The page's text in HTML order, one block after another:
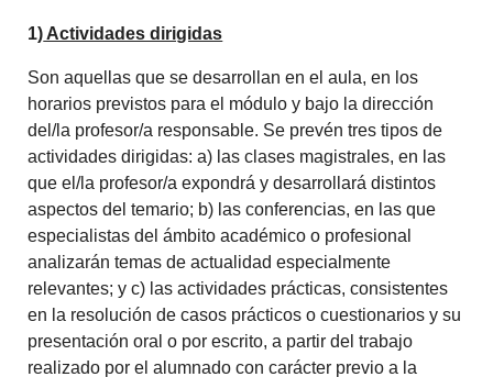
1) Actividades dirigidas
Son aquellas que se desarrollan en el aula, en los
horarios previstos para el módulo y bajo la dirección
del/la profesor/a responsable. Se prevén tres tipos de
actividades dirigidas: a) las clases magistrales, en las
que el/la profesor/a expondrá y desarrollará distintos
aspectos del temario; b) las conferencias, en las que
especialistas del ámbito académico o profesional
analizarán temas de actualidad especialmente
relevantes; y c) las actividades prácticas, consistentes
en la resolución de casos prácticos o cuestionarios y su
presentación oral o por escrito, a partir del trabajo
realizado por el alumnado con carácter previo a la